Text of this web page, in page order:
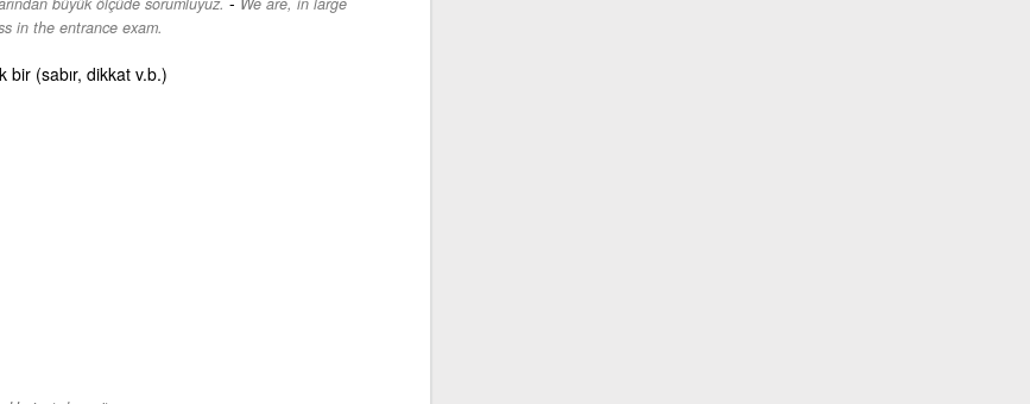
in the entrance exam.
bir (sabır, dikkat v.b.)